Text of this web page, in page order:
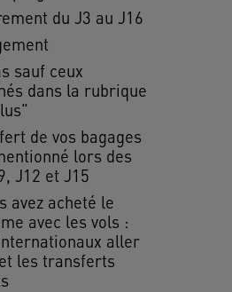
du J3 au J16
sauf ceux
dans la rubrique
de vos bagages
lors des
J12 et J15
avez acheté le
avec les vols :
aller
les transferts